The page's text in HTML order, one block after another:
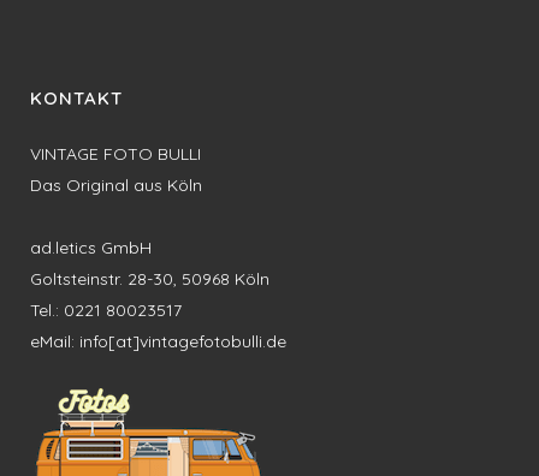
KONTAKT
VINTAGE FOTO BULLI
Das Original aus Köln
ad.letics GmbH
Goltsteinstr. 28-30, 50968 Köln
Tel.: 0221 80023517
eMail: info[at]vintagefotobulli.de